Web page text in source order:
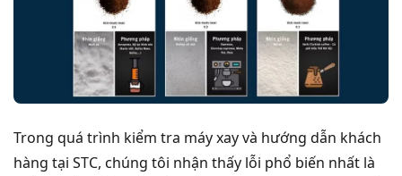
Trong quá trình kiểm tra máy xay và hướng dẫn khách
hàng tại STC, chúng tôi nhận thấy lỗi phổ biến nhất là